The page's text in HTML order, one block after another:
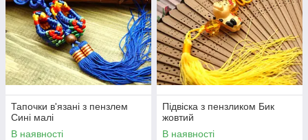
Тапочки в'язані з пензлем
Сині малі
В наявності
Підвіска з пензликом Бик
жовтий
В наявності